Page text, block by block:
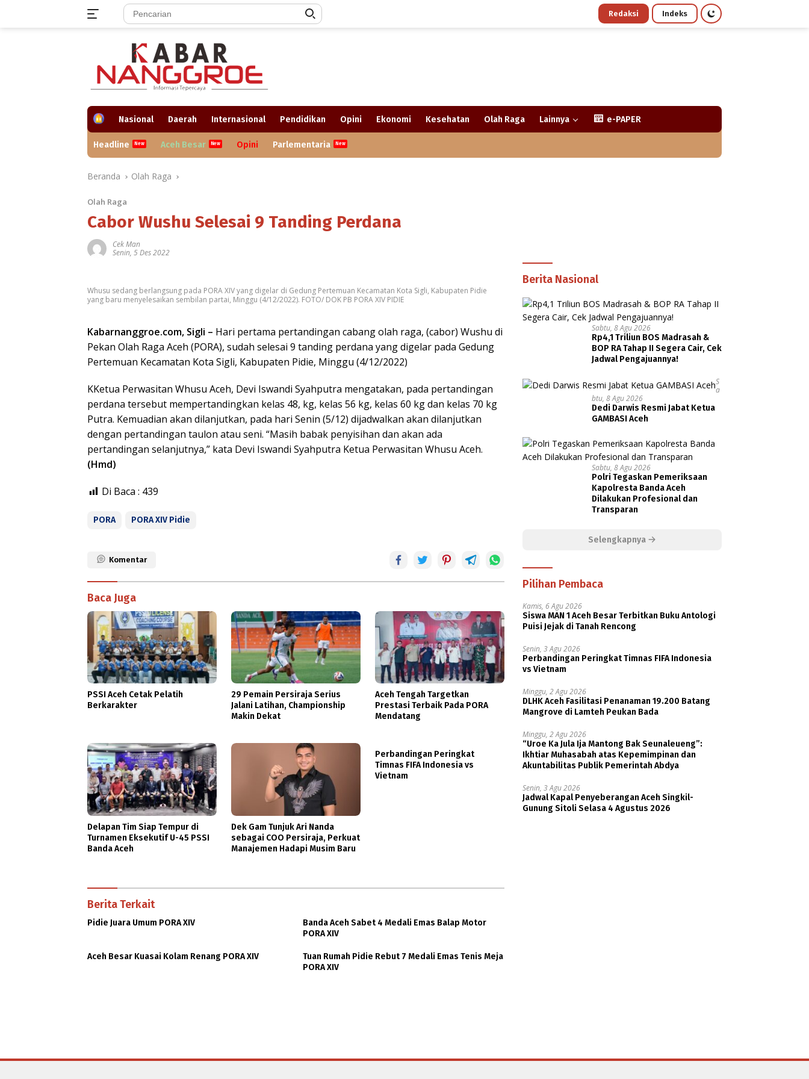
Redaksi Indeks
H
e
Nasional Daerah Internasional Pendidikan Opini Ekonomi Kesehatan Olah Raga Lainnya e-PAPER
Headline Aceh Besar Opini Parlementaria
Beranda Olah Raga
Olah Raga
Cabor Wushu Selesai 9 Tanding Perdana
Cek Man
Senin, 5 Des 2022
Whusu sedang berlangsung pada PORA XIV yang digelar di Gedung Pertemuan Kecamatan Kota Sigli, Kabupaten Pidie
yang baru menyelesaikan sembilan partai, Minggu (4/12/2022). FOTO/ DOK PB PORA XIV PIDIE
Kabarnanggroe.com, Sigli – Hari pertama pertandingan cabang olah raga, (cabor) Wushu di
Pekan Olah Raga Aceh (PORA), sudah selesai 9 tanding perdana yang digelar pada Gedung
Pertemuan Kecamatan Kota Sigli, Kabupaten Pidie, Minggu (4/12/2022)
KKetua Perwasitan Whusu Aceh, Devi Iswandi Syahputra mengatakan, pada pertandingan
perdana tersebut mempertandingkan kelas 48, kg, kelas 56 kg, kelas 60 kg dan kelas 70 kg
Putra. Kemuadian akan dilanjutkan, pada hari Senin (5/12) dijadwalkan akan dilanjutkan
dengan pertandingan taulon atau seni. “Masih babak penyisihan dan akan ada
pertandingan selanjutnya,” kata Devi Iswandi Syahputra Ketua Perwasitan Whusu Aceh.
(Hmd)
Di Baca : 439
PORA PORA XIV Pidie
Komentar
Baca Juga
PSSI Aceh Cetak Pelatih
Berkarakter
29 Pemain Persiraja Serius
Jalani Latihan, Championship
Makin Dekat
Aceh Tengah Targetkan
Prestasi Terbaik Pada PORA
Mendatang
Delapan Tim Siap Tempur di
Turnamen Eksekutif U-45 PSSI
Banda Aceh
Dek Gam Tunjuk Ari Nanda
sebagai COO Persiraja, Perkuat
Manajemen Hadapi Musim Baru
Perbandingan Peringkat
Timnas FIFA Indonesia vs
Vietnam
Berita Terkait
Pidie Juara Umum PORA XIV
Banda Aceh Sabet 4 Medali Emas Balap Motor
PORA XIV
Aceh Besar Kuasai Kolam Renang PORA XIV
Tuan Rumah Pidie Rebut 7 Medali Emas Tenis Meja
PORA XIV
Berita Nasional
Sabtu, 8 Agu 2026
Rp4,1 Triliun BOS Madrasah &
BOP RA Tahap II Segera Cair, Cek
Jadwal Pengajuannya!
S
A
Btu, 8 Agu 2026
Dedi Darwis Resmi Jabat Ketua
GAMBASI Aceh
Sabtu, 8 Agu 2026
Polri Tegaskan Pemeriksaan
Kapolresta Banda Aceh
Dilakukan Profesional dan
Transparan
Selengkapnya
Pilihan Pembaca
Kamis, 6 Agu 2026
Siswa MAN 1 Aceh Besar Terbitkan Buku Antologi
Puisi Jejak di Tanah Rencong
Senin, 3 Agu 2026
Perbandingan Peringkat Timnas FIFA Indonesia
vs Vietnam
Minggu, 2 Agu 2026
DLHK Aceh Fasilitasi Penanaman 19.200 Batang
Mangrove di Lamteh Peukan Bada
Minggu, 2 Agu 2026
“Uroe Ka Jula Ija Mantong Bak Seunaleueng”:
Ikhtiar Muhasabah atas Kepemimpinan dan
Akuntabilitas Publik Pemerintah Abdya
Senin, 3 Agu 2026
Jadwal Kapal Penyeberangan Aceh Singkil-
Gunung Sitoli Selasa 4 Agustus 2026